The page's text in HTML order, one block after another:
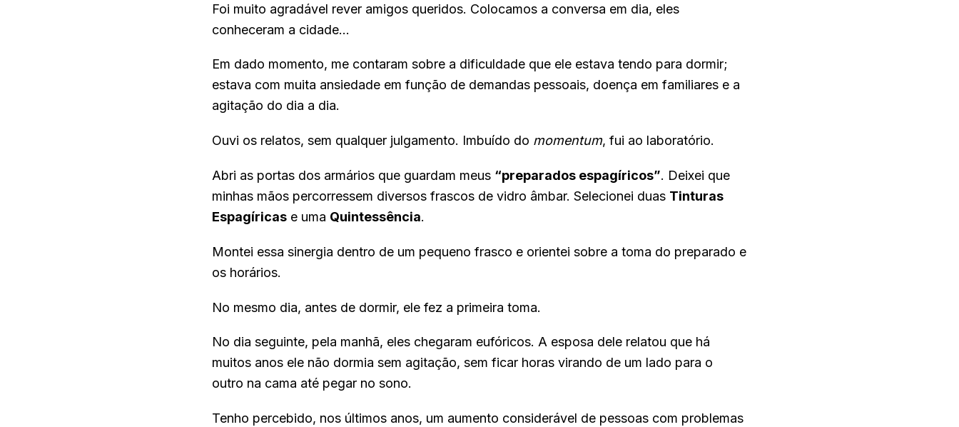
Foi muito agradável rever amigos queridos. Colocamos a conversa em dia, eles
conheceram a cidade…
Em dado momento, me contaram sobre a dificuldade que ele estava tendo para dormir;
estava com muita ansiedade em função de demandas pessoais, doença em familiares e a
agitação do dia a dia.
Ouvi os relatos, sem qualquer julgamento. Imbuído do momentum, fui ao laboratório.
Abri as portas dos armários que guardam meus “preparados espagíricos”. Deixei que
minhas mãos percorressem diversos frascos de vidro âmbar. Selecionei duas Tinturas
Espagíricas e uma Quintessência.
Montei essa sinergia dentro de um pequeno frasco e orientei sobre a toma do preparado e
os horários.
No mesmo dia, antes de dormir, ele fez a primeira toma.
No dia seguinte, pela manhã, eles chegaram eufóricos. A esposa dele relatou que há
muitos anos ele não dormia sem agitação, sem ficar horas virando de um lado para o
outro na cama até pegar no sono.
Tenho percebido, nos últimos anos, um aumento considerável de pessoas com problemas